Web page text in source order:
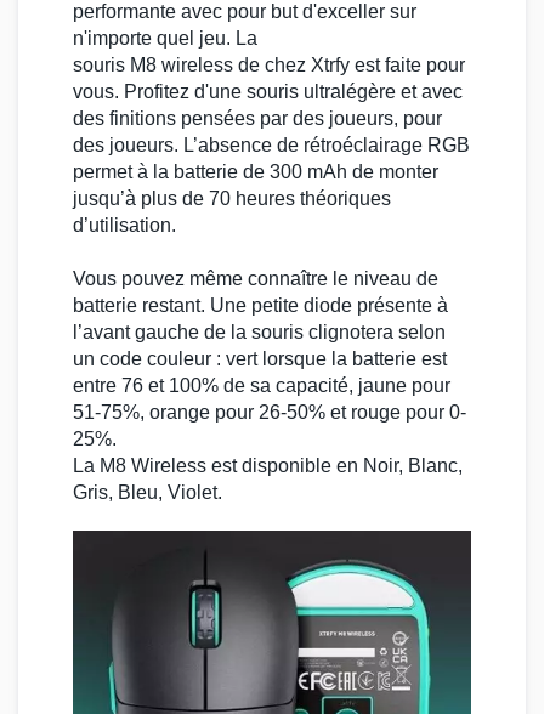
performante avec pour but d'exceller sur
n'importe quel jeu. La
souris M8 wireless de chez Xtrfy est faite pour
vous. Profitez d'une souris ultralégère et avec
des finitions pensées par des joueurs, pour
des joueurs. L’absence de rétroéclairage RGB
permet à la batterie de 300 mAh de monter
jusqu’à plus de 70 heures théoriques
d’utilisation.
Vous pouvez même connaître le niveau de
batterie restant. Une petite diode présente à
l’avant gauche de la souris clignotera selon
un code couleur : vert lorsque la batterie est
entre 76 et 100% de sa capacité, jaune pour
51-75%, orange pour 26-50% et rouge pour 0-
25%.
La M8 Wireless est disponible en Noir, Blanc,
Gris, Bleu, Violet.